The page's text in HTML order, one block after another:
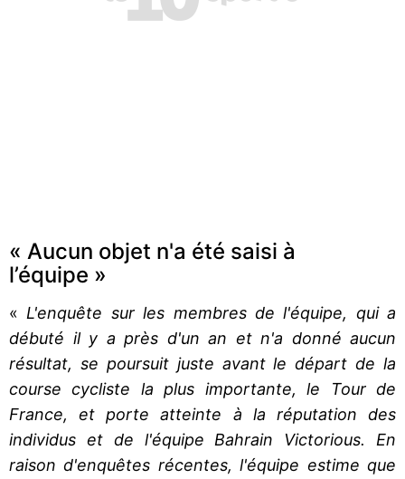
« Aucun objet n'a été saisi à
l’équipe »
« L'enquête sur les membres de l'équipe, qui a
débuté il y a près d'un an et n'a donné aucun
résultat, se poursuit juste avant le départ de la
course cycliste la plus importante, le Tour de
France, et porte atteinte à la réputation des
individus et de l'équipe Bahrain Victorious. En
raison d'enquêtes récentes, l'équipe estime que